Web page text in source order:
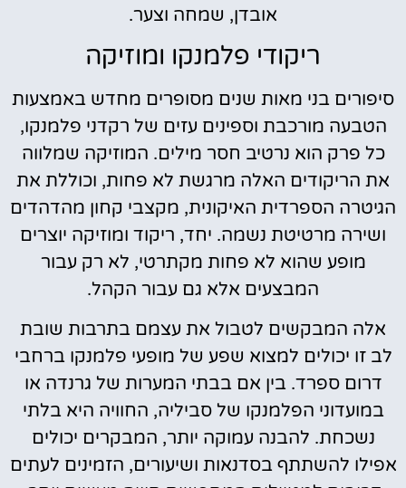
אובדן, שמחה וצער.
ריקודי פלמנקו ומוזיקה
סיפורים בני מאות שנים מסופרים מחדש באמצעות
הטבעה מורכבת וספינים עזים של רקדני פלמנקו,
כל פרק הוא נרטיב חסר מילים. המוזיקה שמלווה
את הריקודים האלה מרגשת לא פחות, וכוללת את
הגיטרה הספרדית האיקונית, מקצבי קחון מהדהדים
ושירה מרטיטת נשמה. יחד, ריקוד ומוזיקה יוצרים
מופע שהוא לא פחות מקתרטי, לא רק עבור
המבצעים אלא גם עבור הקהל.
אלה המבקשים לטבול את עצמם בתרבות שובת
לב זו יכולים למצוא שפע של מופעי פלמנקו ברחבי
דרום ספרד. בין אם בבתי המערות של גרנדה או
במועדוני הפלמנקו של סביליה, החוויה היא בלתי
נשכחת. להבנה עמוקה יותר, המבקרים יכולים
אפילו להשתתף בסדנאות ושיעורים, הזמינים לעתים